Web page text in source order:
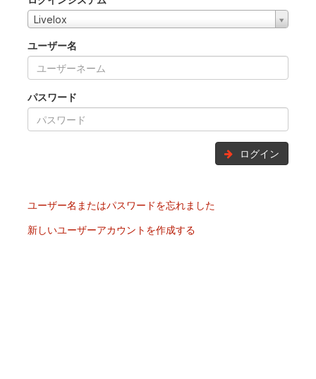
Livelox
ユーザー名
パスワード
ログイン
ユーザー名またはパスワードを忘れました
新しいユーザーアカウントを作成する